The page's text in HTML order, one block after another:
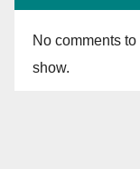
No comments to
show.